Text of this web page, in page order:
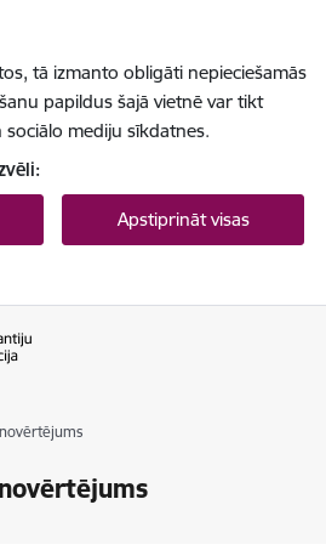
tā izmanto obligāti nepieciešamās
papildus šajā vietnē var tikt
mediju sīkdatnes.
Apstiprināt visas